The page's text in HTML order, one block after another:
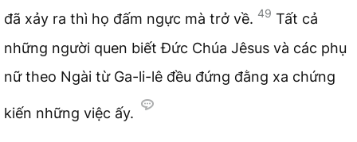
đã xảy ra thì họ đấm ngực mà trở về. 49 Tất cả
những người quen biết Đức Chúa Jêsus và các phụ
nữ theo Ngài từ Ga-li-lê đều đứng đằng xa chứng
kiến những việc ấy.